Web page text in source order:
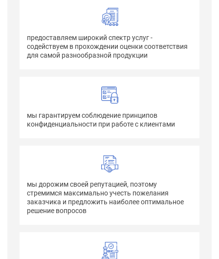
предоставляем широкий спектр услуг -
содействуем в прохождении оценки соответствия
для самой разнообразной продукции
мы гарантируем соблюдение принципов
конфиденциальности при работе с клиентами
мы дорожим своей репутацией, поэтому
стремимся максимально учесть пожелания
заказчика и предложить наиболее оптимальное
решение вопросов